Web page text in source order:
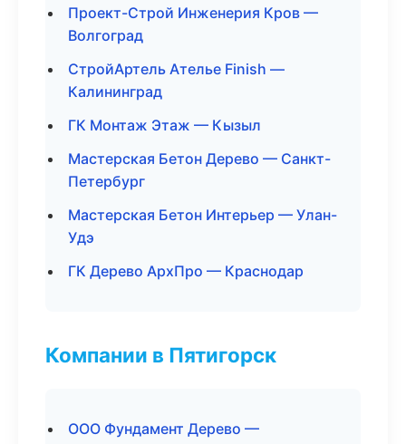
Проект-Строй Инженерия Кров —
Волгоград
СтройАртель Ателье Finish —
Калининград
ГК Монтаж Этаж — Кызыл
Мастерская Бетон Дерево — Санкт-
Петербург
Мастерская Бетон Интерьер — Улан-
Удэ
ГК Дерево АрхПро — Краснодар
Компании в Пятигорск
ООО Фундамент Дерево —